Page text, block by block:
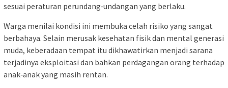
sesuai peraturan perundang‑undangan yang berlaku.
Warga menilai kondisi ini membuka celah risiko yang sangat
berbahaya. Selain merusak kesehatan fisik dan mental generasi
muda, keberadaan tempat itu dikhawatirkan menjadi sarana
terjadinya eksploitasi dan bahkan perdagangan orang terhadap
anak‑anak yang masih rentan.